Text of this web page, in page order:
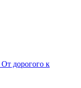
От дорогого к